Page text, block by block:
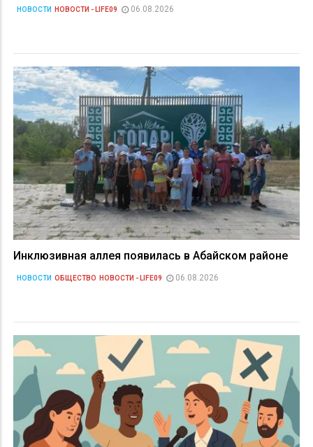
НОВОСТИ НОВОСТИ - LIFE09 06.08.2026
Инклюзивная аллея появилась в Абайском районе
НОВОСТИ ОБЩЕСТВО НОВОСТИ - LIFE09 06.08.2026